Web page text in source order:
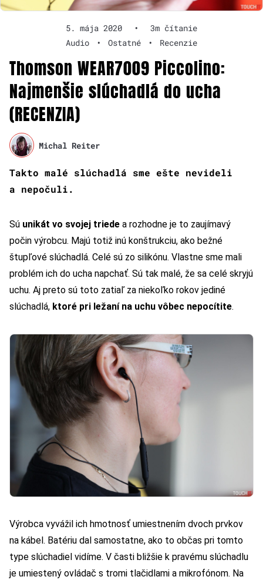
5. mája 2020 •
3m čítanie
Audio
• Ostatné • Recenzie
Thomson WEAR7009 Piccolino:
Najmenšie slúchadlá do ucha
(RECENZIA)
Michal Reiter
Takto malé slúchadlá sme ešte nevideli
a nepočuli.
Sú unikát vo svojej triede a rozhodne je to zaujímavý
počin výrobcu. Majú totiž inú konštrukciu, ako bežné
štupľové slúchadlá. Celé sú zo silikónu. Vlastne sme mali
problém ich do ucha napchať. Sú tak malé, že sa celé skryjú
uchu. Aj preto sú toto zatiaľ za niekoľko rokov jediné
slúchadlá, ktoré pri ležaní na uchu vôbec nepocítite.
Výrobca vyvážil ich hmotnosť umiestnením dvoch prvkov
na kábel. Batériu dal samostatne, ako to občas pri tomto
type slúchadiel vidíme. V časti bližšie k pravému slúchadlu
je umiestený ovládač s tromi tlačidlami a mikrofónom. Na